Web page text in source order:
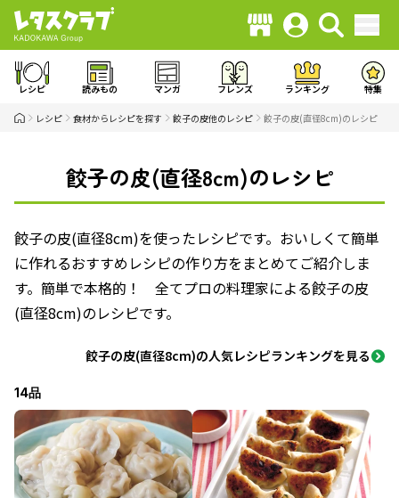
レシピ 読みもの マンガ フレンズ ランキング 特集
レシピ 食材からレシピを探す 餃子の皮他のレシピ 餃子の皮(直径8cm)のレシピ
餃子の皮(直径8cm)のレシピ
餃子の皮(直径8cm)を使ったレシピです。おいしくて簡単
に作れるおすすめレシピの作り方をまとめてご紹介しま
す。簡単で本格的！ 全てプロの料理家による餃子の皮
(直径8cm)のレシピです。
餃子の皮(直径8cm)の人気レシピランキングを見る
14品